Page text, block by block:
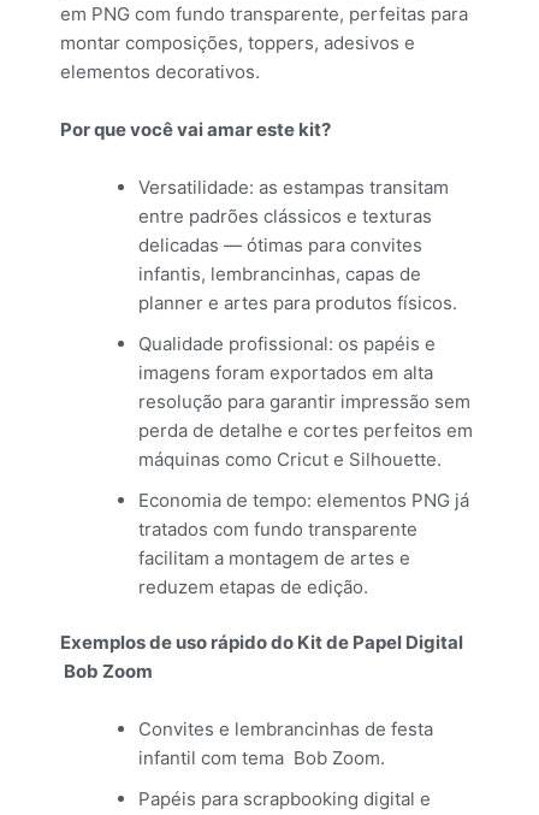
em PNG com fundo transparente, perfeitas para
montar composições, toppers, adesivos e
elementos decorativos.
Por que você vai amar este kit?
Versatilidade: as estampas transitam
entre padrões clássicos e texturas
delicadas — ótimas para convites
infantis, lembrancinhas, capas de
planner e artes para produtos físicos.
Qualidade profissional: os papéis e
imagens foram exportados em alta
resolução para garantir impressão sem
perda de detalhe e cortes perfeitos em
máquinas como Cricut e Silhouette.
Economia de tempo: elementos PNG já
tratados com fundo transparente
facilitam a montagem de artes e
reduzem etapas de edição.
Exemplos de uso rápido do Kit de Papel Digital
Bob Zoom
Convites e lembrancinhas de festa
infantil com tema Bob Zoom.
Papéis para scrapbooking digital e